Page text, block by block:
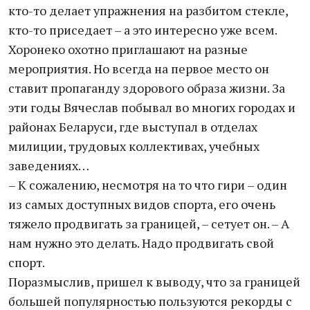
кто-то делает упражнения на разбитом стекле,
кто-то приседает – а это интересно уже всем.
Хоронеко охотно приглашают на разные
мероприятия. Но всегда на первое место он
ставит пропаганду здорового образа жизни. За
эти годы Вячеслав побывал во многих городах и
районах Беларуси, где выступал в отделах
милиции, трудовых коллективах, учебных
заведениях…
– К сожалению, несмотря на то что гири – один
из самых доступных видов спорта, его очень
тяжело продвигать за границей, – сетует он. – А
нам нужно это делать. Надо продвигать свой
спорт.
Поразмыслив, пришел к выводу, что за границей
большей популярностью пользуются рекорды с